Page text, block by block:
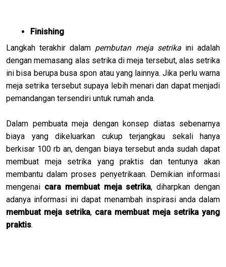
Finishing
Langkah terakhir dalam pembutan meja setrikaini adalah
dengan memasang alas setrika di meja tersebut, alas setrika
ini bisa berupa busa spon atau yang lainnya. Jika perlu warna
meja setrika tersebut supaya lebih menari dan dapat menjadi
pemandangan tersendiri untuk rumah anda.
Dalam pembuata meja dengan konsep diatas sebenarnya
biaya yang dikeluarkan cukup terjangkau sekali hanya
berkisar 100 rb an, dengan biaya tersebut anda sudah dapat
membuat meja setrika yang praktis dan tentunya akan
membantu dalam proses penyetrikaan. Demikian informasi
mengenai cara membuat meja setrika, diharpkan dengan
adanya informasi ini dapat menambah inspirasi anda dalam
membuat meja setrika, cara membuat meja setrika yang
praktis.